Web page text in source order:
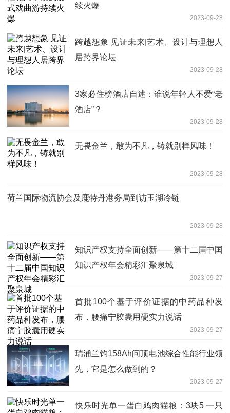
续火爆
2023-09-28
跨越想象 见证未来|艺术、设计与理想人
居跨界论坛
2023-09-28
3家必住榜酒店自述：谁说年轻人不爱“老
酒店”？
2023-09-28
无畏金兰，敢为不凡，铸就别样风味！
2023-09-28
荷兰国际物流协会及鹿特丹港务局到访玉湖冷链
2023-09-28
知识产权支持全面创新——第十二届中国
知识产权年会精彩汇聚泉城
2023-09-27
首批100个基于评价证据的中药品种发
布，腰痛宁胶囊用硬实力说话
2023-09-27
瑞浦兰钧158Ah问顶电池综合性能行业领
先，它是怎么做到的？
2023-09-27
快乐时光单一蛋白鸡肉猫粮：3块5 一只